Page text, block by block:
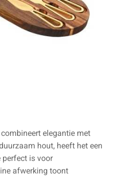
combineert elegantie met
hout, heeft het een
perfect is voor
afwerking toont